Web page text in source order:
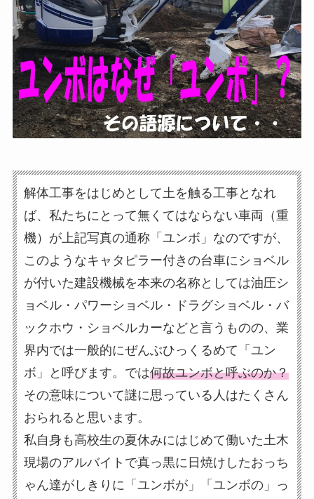
解体工事をはじめとして土を触る工事となれ
ば、私たちにとって無くてはならない車両（重
機）が上記写真の通称「ユンボ」なのですが、
このようなキャタピラー付きの台車にショベル
が付いた建設機械を本来の名称としては油圧シ
ョベル・パワーショベル・ドラグショベル・バ
ックホウ・ショベルカーなどと言うものの、業
界内では一般的にぜんぶひっくるめて「ユン
ボ」と呼びます。では何故ユンボと呼ぶのか？
その意味について謎に思っている人はたくさん
おられると思います。
私自身も高校生の夏休みにはじめて働いた土木
現場のアルバイトで真っ黒に日焼けしたおっち
ゃん達がしきりに「ユンボが」「ユンボの」っ